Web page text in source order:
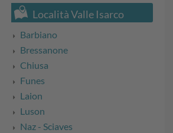
Località Valle Isarco
Barbiano
Bressanone
Chiusa
Funes
Laion
Luson
Naz - Sciaves